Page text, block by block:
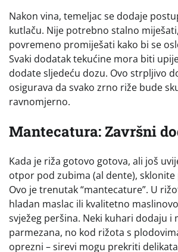
Nakon vina, temeljac se dodaje
kutlaču. Nije potrebno stalno
povremeno promiješati kako bi se
Svaki dodatak tekućine mora biti
dodate sljedeću dozu. Ovo strpljivo
osigurava da svako zrno riže bude
ravnomjerno.
Mantecatura: Završni
Kada je riža gotovo gotova, ali još
otpor pod zubima (al dente), sklonite
Ovo je trenutak “mantecature”. U
hladan maslac ili kvalitetno
svježeg peršina. Neki kuhari dodaju i
parmezana, no kod rižota s
oprezni – sirevi mogu prekriti